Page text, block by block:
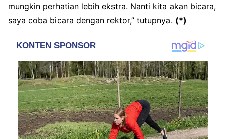
mungkin perhatian lebih ekstra. Nanti kita akan bicara,
saya coba bicara dengan rektor,” tutupnya. (*)